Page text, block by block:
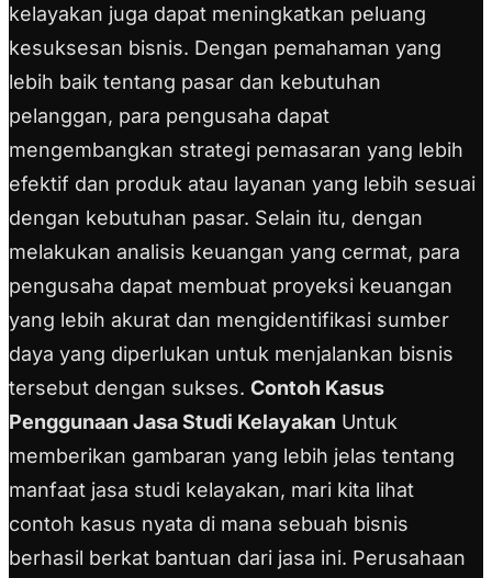
kelayakan juga dapat meningkatkan peluang
kesuksesan bisnis. Dengan pemahaman yang
lebih baik tentang pasar dan kebutuhan
pelanggan, para pengusaha dapat
mengembangkan strategi pemasaran yang lebih
efektif dan produk atau layanan yang lebih sesuai
dengan kebutuhan pasar. Selain itu, dengan
melakukan analisis keuangan yang cermat, para
pengusaha dapat membuat proyeksi keuangan
yang lebih akurat dan mengidentifikasi sumber
daya yang diperlukan untuk menjalankan bisnis
tersebut dengan sukses. Contoh Kasus
Penggunaan Jasa Studi Kelayakan Untuk
memberikan gambaran yang lebih jelas tentang
manfaat jasa studi kelayakan, mari kita lihat
contoh kasus nyata di mana sebuah bisnis
berhasil berkat bantuan dari jasa ini. Perusahaan